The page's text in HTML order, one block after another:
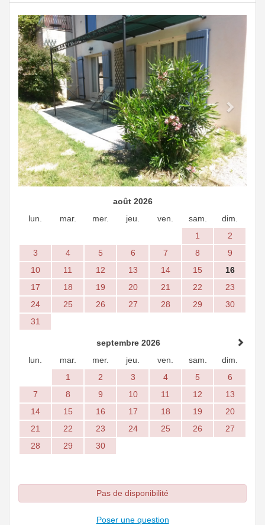
Previous
août 2026
lun.
mar. mer. jeu. ven. sam.
dim.
1
2
3
4 5 6 7 8
9
10
11 12 13 14 15
16
17
18 19 20 21 22
23
24
25 26 27 28 29
30
31
septembre 2026
lun.
mar. mer. jeu. ven. sam.
dim.
1
2 3 4 5
6
7
8 9 10 11 12
13
14
15 16 17 18 19
20
21
22 23 24 25 26
27
28
29 30
Pas de disponibilité
Poser une question